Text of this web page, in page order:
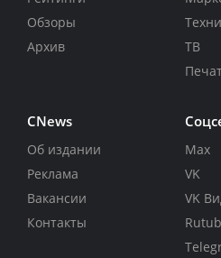
Обзоры
Архив
ТВ
CNews
Об издании
Реклама
Вакансии
Контакты
Max
VK
VK